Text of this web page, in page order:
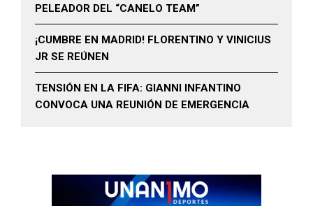
PELEADOR DEL “CANELO TEAM”
¡CUMBRE EN MADRID! FLORENTINO Y VINICIUS
JR SE REÚNEN
TENSIÓN EN LA FIFA: GIANNI INFANTINO
CONVOCA UNA REUNIÓN DE EMERGENCIA